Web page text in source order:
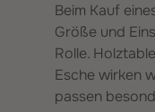
Beim Kauf
Größe und
Rolle.
Esche wirken
passen